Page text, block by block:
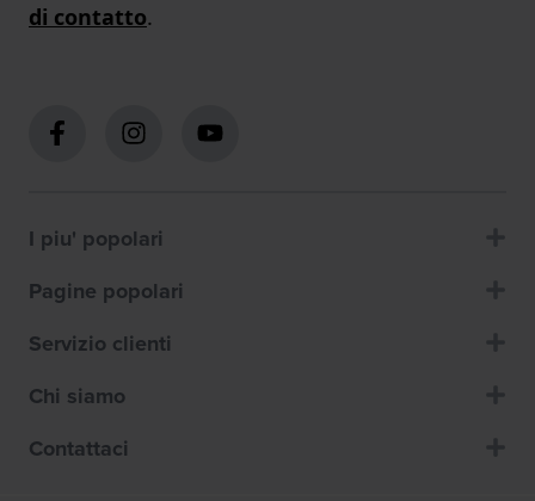
di contatto.
I piu' popolari
Pagine popolari
Servizio clienti
Chi siamo
Contattaci